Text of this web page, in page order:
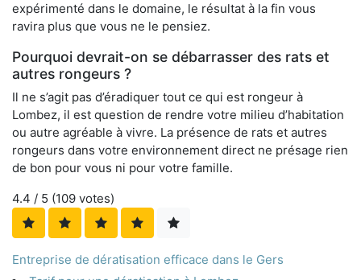
expérimenté dans le domaine, le résultat à la fin vous
ravira plus que vous ne le pensiez.
Pourquoi devrait-on se débarrasser des rats et
autres rongeurs ?
Il ne s’agit pas d’éradiquer tout ce qui est rongeur à
Lombez, il est question de rendre votre milieu d’habitation
ou autre agréable à vivre. La présence de rats et autres
rongeurs dans votre environnement direct ne présage rien
de bon pour vous ni pour votre famille.
4.4 / 5 (109 votes)
Entreprise de dératisation efficace dans le Gers